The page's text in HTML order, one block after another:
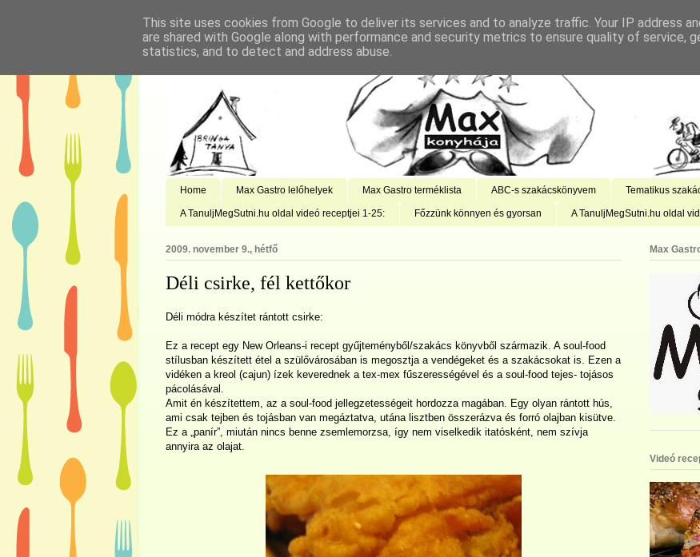
Home Max Gastro lelőhelyek Max Gastro terméklista ABC-s szakácskönyvem Tematikus
A TanuljMegSutni.hu oldal videó receptjei 1-25: Főzzünk könnyen és gyorsan A TanuljMegSutni.hu oldal
2009. november 9., hétfő
Déli csirke, fél kettőkor
Déli módra készítet rántott csirke:
Ez a recept egy New Orleans-i recept gyűjteményből/szakács könyvből származik. A soul-food
stílusban készített étel a szülővárosában is megosztja a vendégeket és a szakácsokat is. Ezen a
vidéken a kreol (cajun) ízek keverednek a tex-mex fűszerességével és a soul-food tejes- tojásos
pácolásával.
Amit én készítettem, az a soul-food jellegzetességeit hordozza magában. Egy olyan rántott hús,
ami csak tejben és tojásban van megáztatva, utána lisztben összerázva és forró olajban kisütve.
Ez a „panír”, miután nincs benne zsemlemorzsa, így nem viselkedik itatósként, nem szívja
annyira az olajat.
Max
Videó
This site uses cookies from Google to deliver its services and to analyze traffic. Your IP address
are shared with Google along with performance and security metrics to ensure quality of service,
statistics, and to detect and address abuse.